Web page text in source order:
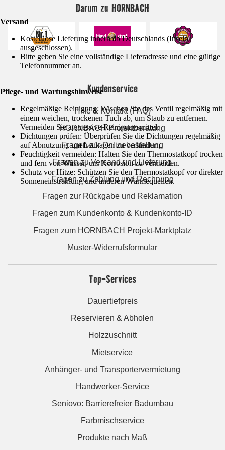
Versand
Kostenlose Lieferung innerhalb Deutschlands (Inseln
ausgeschlossen).
Bitte geben Sie eine vollständige Lieferadresse und eine gültige
Telefonnummer an.
Pflege- und Wartungshinweise
Regelmäßige Reinigung: Wischen Sie das Ventil regelmäßig mit
einem weichen, trockenen Tuch ab, um Staub zu entfernen.
Vermeiden Sie aggressive Reinigungsmittel.
Dichtungen prüfen: Überprüfen Sie die Dichtungen regelmäßig
auf Abnutzung, um Leckagen zu verhindern.
Feuchtigkeit vermeiden: Halten Sie den Thermostatkopf trocken
und fern von Wasser, um Korrosion zu vermeiden.
Schutz vor Hitze: Schützen Sie den Thermostatkopf vor direkter
Sonneneinstrahlung und anderen Wärmequellen.
Darum zu HORNBACH
Kundenservice
Hilfe & Kontakt (FAQ)
HORNBACH Projektberatung
Fragen zur Onlinebestellung
Fragen zu Versand und Lieferung
Fragen zu Zahlung und Rechnung
Fragen zur Rückgabe und Reklamation
Fragen zum Kundenkonto & Kundenkonto-ID
Fragen zum HORNBACH Projekt-Marktplatz
Muster-Widerrufsformular
Top-Services
Dauertiefpreis
Reservieren & Abholen
Holzzuschnitt
Mietservice
Anhänger- und Transportervermietung
Handwerker-Service
Seniovo: Barrierefreier Badumbau
Farbmischservice
Produkte nach Maß